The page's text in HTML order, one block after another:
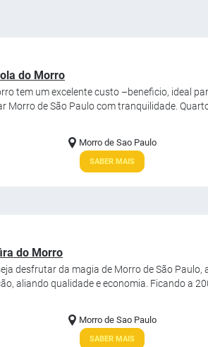
do Morro
tem um excelente custo –beneficio, ideal
Morro de São Paulo com tranquilidade.
Morro de Sao Paulo
SABER MAIS
do Morro
desfrutar da magia de Morro de São Paulo,
aliando qualidade e economia. Ficando a 200
Morro de Sao Paulo
SABER MAIS